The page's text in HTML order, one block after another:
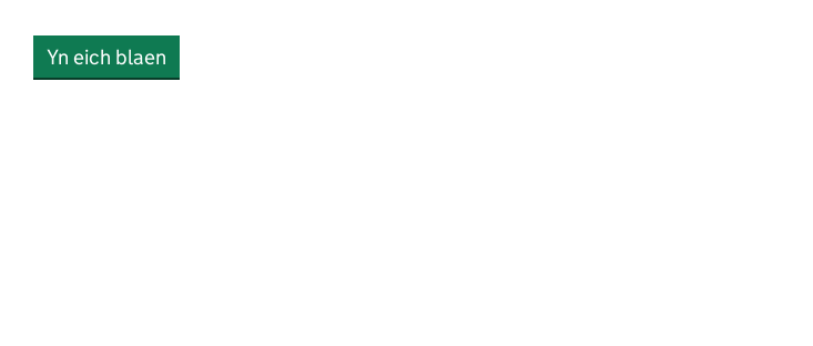
Yn eich blaen